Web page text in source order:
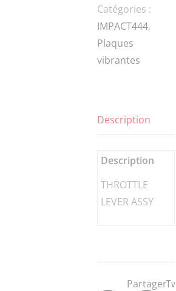
Catégories :
IMPACT444,
Plaques
vibrantes
Description
Description
THROTTLE
LEVER ASSY
Partager